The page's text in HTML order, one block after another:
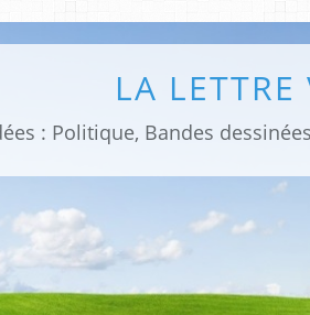
LA LETTRE
: Politique, Bandes